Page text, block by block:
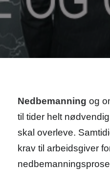
Nedbemanning og
til tider helt
skal overleve.
krav til arbeidsgiver